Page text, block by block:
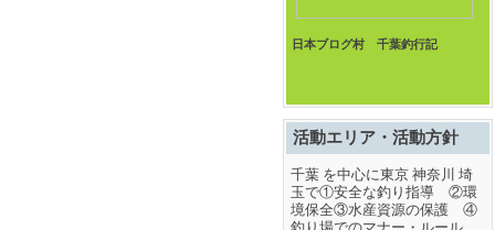
日本ブログ村 千葉釣行記
活動エリア・活動方針
千葉 を中心に東京 神奈川 埼
玉で①安全な釣り指導 ②環
境保全③水産資源の保護 ④